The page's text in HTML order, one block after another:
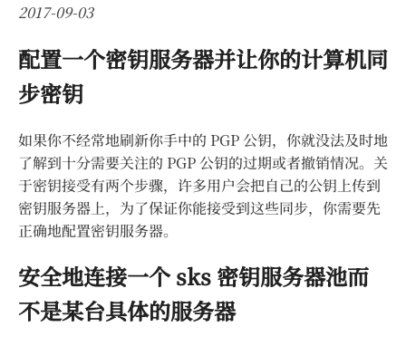
2017-09-03
配置一个密钥服务器并让你的计算机同
步密钥
如果你不经常地刷新你手中的 PGP 公钥，你就没法及时地
了解到十分需要关注的 PGP 公钥的过期或者撤销情况。关
于密钥接受有两个步骤，许多用户会把自己的公钥上传到
密钥服务器上，为了保证你能接受到这些同步，你需要先
正确地配置密钥服务器。
安全地连接一个 sks 密钥服务器池而
不是某台具体的服务器